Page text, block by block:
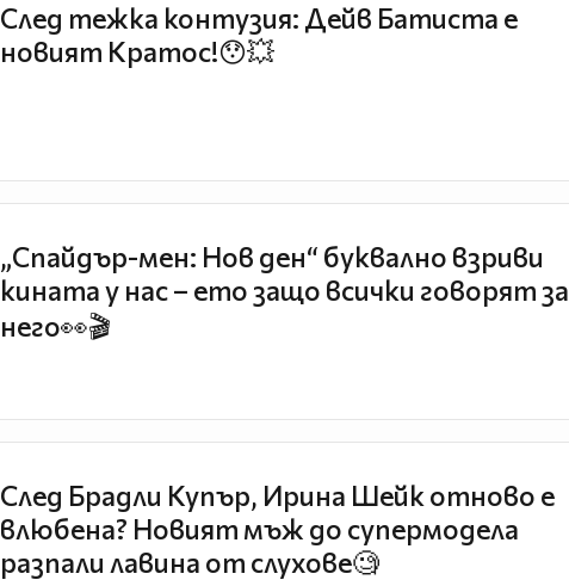
След тежка контузия: Дейв Батиста е
новият Кратос!😯💥
„Спайдър-мен: Нов ден“ буквално взриви
кината у нас – ето защо всички говорят за
него👀🎬
След Брадли Купър, Ирина Шейк отново е
влюбена? Новият мъж до супермодела
разпали лавина от слухове🧐